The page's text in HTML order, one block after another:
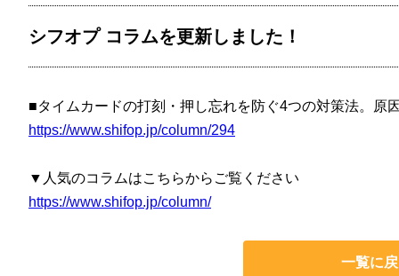
シフオプ コラムを更新しました！
■タイムカードの打刻・押し忘れを防ぐ4つの対策法。原
https://www.shifop.jp/column/294
▼人気のコラムはこちらからご覧ください
https://www.shifop.jp/column/
一覧に